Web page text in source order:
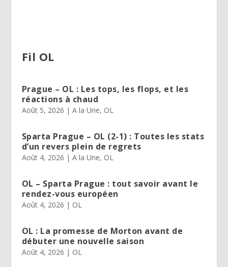
Fil OL
Prague – OL : Les tops, les flops, et les
réactions à chaud
Août 5, 2026 | A la Une, OL
Sparta Prague – OL (2-1) : Toutes les stats
d’un revers plein de regrets
Août 4, 2026 | A la Une, OL
OL – Sparta Prague : tout savoir avant le
rendez-vous européen
Août 4, 2026 | OL
OL : La promesse de Morton avant de
débuter une nouvelle saison
Août 4, 2026 | OL